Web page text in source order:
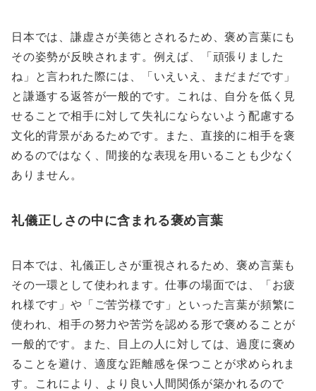
日本では、謙虚さが美徳とされるため、褒め言葉にも
その姿勢が反映されます。例えば、「頑張りました
ね」と言われた際には、「いえいえ、まだまだです」
と謙遜する返答が一般的です。これは、自分を低く見
せることで相手に対して失礼にならないよう配慮する
文化的背景があるためです。また、直接的に相手を褒
めるのではなく、間接的な表現を用いることも少なく
ありません。
礼儀正しさの中に含まれる褒め言葉
日本では、礼儀正しさが重視されるため、褒め言葉も
その一環として使われます。仕事の場面では、「お疲
れ様です」や「ご苦労様です」といった言葉が頻繁に
使われ、相手の努力や苦労を認める形で褒めることが
一般的です。また、目上の人に対しては、過度に褒め
ることを避け、適度な距離感を保つことが求められま
す。これにより、より良い人間関係が築かれるので